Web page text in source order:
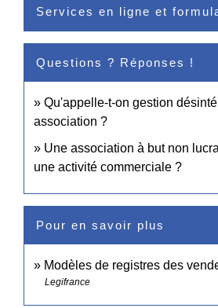
Services en ligne et
Questions ? Réponses !
Qu'appelle-t-on gestion
association ?
Une association à but non
une activité commerciale ?
Pour en savoir plus
Modèles de registres des
Legifrance